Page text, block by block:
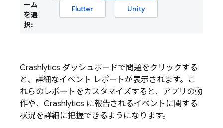
ーム
を選
択:
Flutter
Unity
Crashlytics ダッシュボードで問題をクリックする
と、詳細なイベント レポートが表示されます。こ
れらのレポートをカスタマイズすると、アプリの動
作や、 Crashlytics に報告されるイベントに関する
状況を詳細に把握できるようになります。